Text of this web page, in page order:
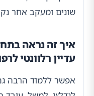
שונים ומעקב אחר
איך זה נראה
עדיין רלוונטי
אפשר ללמוד הרבה